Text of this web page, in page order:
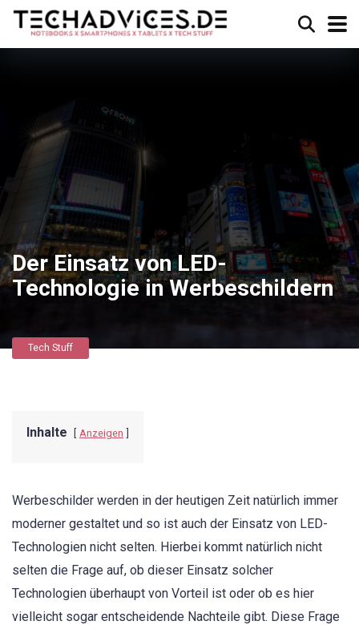
Der Einsatz von LED-
Technologie in Werbeschildern
Tech Stuff
Inhalte Anzeigen
Werbeschilder werden in der heutigen Zeit natürlich immer
moderner gestaltet und so ist auch der Einsatz von LED-
Technologien nicht selten. Hierbei kommt natürlich nicht
selten die Frage auf, ob dieser Einsatz solcher
Technologien überhaupt von Vorteil ist oder ob es hier
vielleicht sogar entscheidende Nachteile gibt. Diese Frage